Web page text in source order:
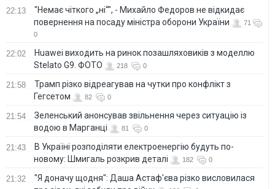
22:13
"Немає чіткого „ні“", - Михайло Федоров не відкидає
повернення на посаду міністра оборони України
71
0
22:02
Huawei виходить на ринок позашляховиків з моделлю
Stelato G9. ФОТО
218 0
21:58
Трамп різко відреагував на чутки про конфлікт з
Гегсетом
82 0
21:54
Зеленський анонсував звільнення через ситуацію із
водою в Марганці
81 0
21:43
В Україні розподіляти електроенергію будуть по-
новому: Шмигаль розкрив деталі
182 0
21:32
"Я доначу щодня": Даша Астаф'єва різко висловилася